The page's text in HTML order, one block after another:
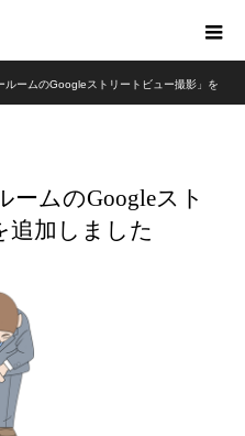
ルームのGoogleストリートビュー撮影」を
ームのGoogleスト
追加しました